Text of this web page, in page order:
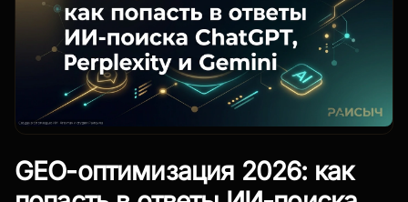
GEO-оптимизация 2026: как